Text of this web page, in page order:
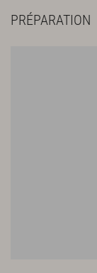
poivre du moulin
fleur de sel
Confection
PRÉPARATION